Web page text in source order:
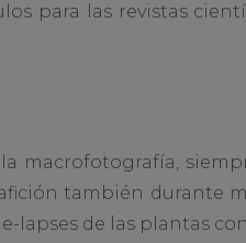
para las revistas
macrofotografía,
también durante
lapses de las plantas